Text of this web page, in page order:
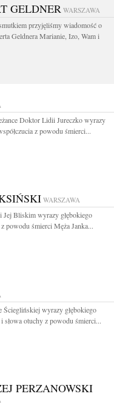
GELDNER WARSZAWA
przyjęliśmy wiadomość o
Geldnera Marianie, Izo, Wam i
Doktor Lidii Jureczko wyrazy
z powodu śmierci...
WARSZAWA
Bliskim wyrazy głębokiego
z powodu śmierci Męża Janka...
Ścieglińskiej wyrazy głębokiego
i słowa otuchy z powodu śmierci...
PERZANOWSKI